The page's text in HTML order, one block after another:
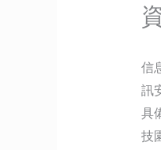
信
訊
具
技